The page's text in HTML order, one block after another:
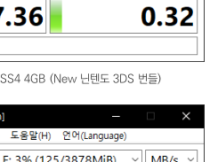
4GB (New 닌텐도 3DS 번들)